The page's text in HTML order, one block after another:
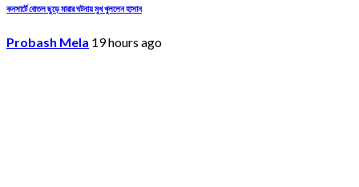
কনসার্টে বোতল ছুড়ে মারার ঘটনায় মুখ খুললেন হাসান
Probash Mela 19 hours ago